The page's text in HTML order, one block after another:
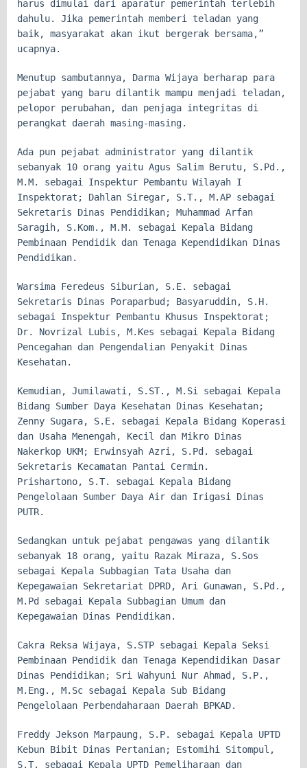
harus dimulai dari aparatur pemerintah terlebih
dahulu. Jika pemerintah memberi teladan yang
baik, masyarakat akan ikut bergerak bersama,”
ucapnya.
Menutup sambutannya, Darma Wijaya berharap para
pejabat yang baru dilantik mampu menjadi teladan,
pelopor perubahan, dan penjaga integritas di
perangkat daerah masing-masing.
Ada pun pejabat administrator yang dilantik
sebanyak 10 orang yaitu Agus Salim Berutu, S.Pd.,
M.M. sebagai Inspektur Pembantu Wilayah I
Inspektorat; Dahlan Siregar, S.T., M.AP sebagai
Sekretaris Dinas Pendidikan; Muhammad Arfan
Saragih, S.Kom., M.M. sebagai Kepala Bidang
Pembinaan Pendidik dan Tenaga Kependidikan Dinas
Pendidikan.
Warsima Feredeus Siburian, S.E. sebagai
Sekretaris Dinas Poraparbud; Basyaruddin, S.H.
sebagai Inspektur Pembantu Khusus Inspektorat;
Dr. Novrizal Lubis, M.Kes sebagai Kepala Bidang
Pencegahan dan Pengendalian Penyakit Dinas
Kesehatan.
Kemudian, Jumilawati, S.ST., M.Si sebagai Kepala
Bidang Sumber Daya Kesehatan Dinas Kesehatan;
Zenny Sugara, S.E. sebagai Kepala Bidang Koperasi
dan Usaha Menengah, Kecil dan Mikro Dinas
Nakerkop UKM; Erwinsyah Azri, S.Pd. sebagai
Sekretaris Kecamatan Pantai Cermin.
Prishartono, S.T. sebagai Kepala Bidang
Pengelolaan Sumber Daya Air dan Irigasi Dinas
PUTR.
Sedangkan untuk pejabat pengawas yang dilantik
sebanyak 18 orang, yaitu Razak Miraza, S.Sos
sebagai Kepala Subbagian Tata Usaha dan
Kepegawaian Sekretariat DPRD, Ari Gunawan, S.Pd.,
M.Pd sebagai Kepala Subbagian Umum dan
Kepegawaian Dinas Pendidikan.
Cakra Reksa Wijaya, S.STP sebagai Kepala Seksi
Pembinaan Pendidik dan Tenaga Kependidikan Dasar
Dinas Pendidikan; Sri Wahyuni Nur Ahmad, S.P.,
M.Eng., M.Sc sebagai Kepala Sub Bidang
Pengelolaan Perbendaharaan Daerah BPKAD.
Freddy Jekson Marpaung, S.P. sebagai Kepala UPTD
Kebun Bibit Dinas Pertanian; Estomihi Sitompul,
S.T. sebagai Kepala UPTD Pemeliharaan dan